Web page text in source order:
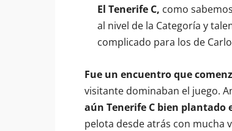
El Tenerife C, como
al nivel de la Categoría y
complicado para los de
Fue un encuentro que
visitante dominaban el juego.
aún Tenerife C bien plantado
pelota desde atrás con mucha